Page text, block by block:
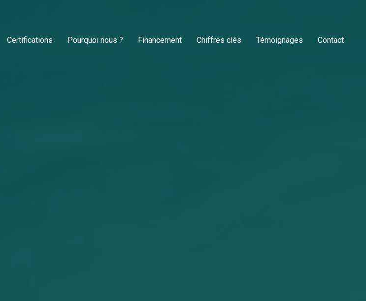
Certifications Pourquoi nous ? Financement Chiffres clés Témoignages Contact